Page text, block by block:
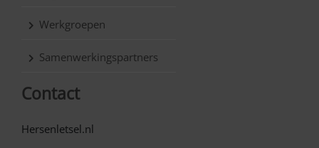
Werkgroepen
Samenwerkingspartners
Contact
Hersenletsel.nl